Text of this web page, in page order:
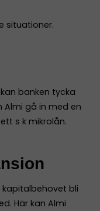
situationer.
banken tycka
gå in med en
s k mikrolån.
bli
Här kan Almi